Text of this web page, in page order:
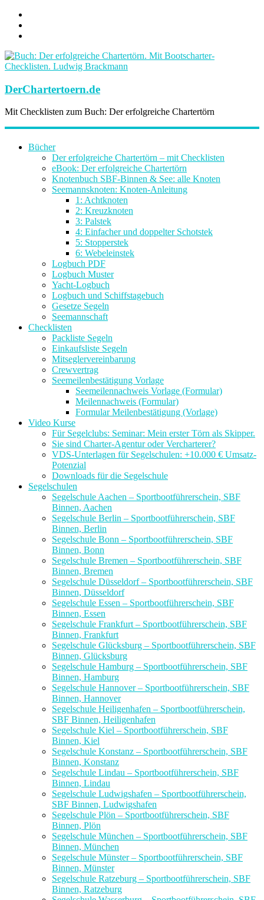
DerChartertoern.de
Mit Checklisten zum Buch: Der erfolgreiche Chartertörn
Bücher
Der erfolgreiche Chartertörn – mit Checklisten
eBook: Der erfolgreiche Chartertörn
Knotenbuch SBF-Binnen & See: alle Knoten
Seemannsknoten: Knoten-Anleitung
1: Achtknoten
2: Kreuzknoten
3: Palstek
4: Einfacher und doppelter Schotstek
5: Stopperstek
6: Webeleinstek
Logbuch PDF
Logbuch Muster
Yacht-Logbuch
Logbuch und Schiffstagebuch
Gesetze Segeln
Seemannschaft
Checklisten
Packliste Segeln
Einkaufsliste Segeln
Mitseglervereinbarung
Crewvertrag
Seemeilenbestätigung Vorlage
Seemeilennachweis Vorlage (Formular)
Meilennachweis (Formular)
Formular Meilenbestätigung (Vorlage)
Video Kurse
Für Segelclubs: Seminar: Mein erster Törn als Skipper.
Sie sind Charter-Agentur oder Vercharterer?
VDS-Unterlagen für Segelschulen: +10.000 € Umsatz-
Potenzial
Downloads für die Segelschule
Segelschulen
Segelschule Aachen – Sportbootführerschein, SBF
Binnen, Aachen
Segelschule Berlin – Sportbootführerschein, SBF
Binnen, Berlin
Segelschule Bonn – Sportbootführerschein, SBF
Binnen, Bonn
Segelschule Bremen – Sportbootführerschein, SBF
Binnen, Bremen
Segelschule Düsseldorf – Sportbootführerschein, SBF
Binnen, Düsseldorf
Segelschule Essen – Sportbootführerschein, SBF
Binnen, Essen
Segelschule Frankfurt – Sportbootführerschein, SBF
Binnen, Frankfurt
Segelschule Glücksburg – Sportbootführerschein, SBF
Binnen, Glücksburg
Segelschule Hamburg – Sportbootführerschein, SBF
Binnen, Hamburg
Segelschule Hannover – Sportbootführerschein, SBF
Binnen, Hannover
Segelschule Heiligenhafen – Sportbootführerschein,
SBF Binnen, Heiligenhafen
Segelschule Kiel – Sportbootführerschein, SBF
Binnen, Kiel
Segelschule Konstanz – Sportbootführerschein, SBF
Binnen, Konstanz
Segelschule Lindau – Sportbootführerschein, SBF
Binnen, Lindau
Segelschule Ludwigshafen – Sportbootführerschein,
SBF Binnen, Ludwigshafen
Segelschule Plön – Sportbootführerschein, SBF
Binnen, Plön
Segelschule München – Sportbootführerschein, SBF
Binnen, München
Segelschule Münster – Sportbootführerschein, SBF
Binnen, Münster
Segelschule Ratzeburg – Sportbootführerschein, SBF
Binnen, Ratzeburg